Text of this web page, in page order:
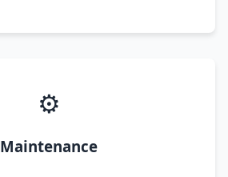
⚙️
Maintenance